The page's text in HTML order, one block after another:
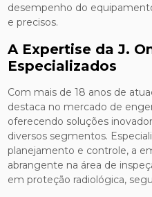
desempenho do
e precisos.
A Expertise da J.
Especializados
Com mais de 18 anos de
destaca no mercado de
oferecendo soluções
diversos segmentos.
planejamento e controle, a
abrangente na área de
em proteção radiológica,